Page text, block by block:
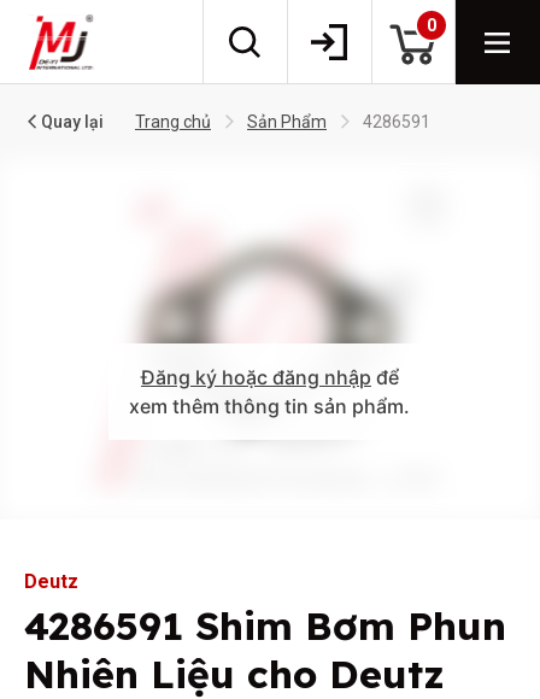
0
Quay lại Trang chủ Sản Phẩm 4286591
Đăng ký hoặc đăng nhập để
xem thêm thông tin sản phẩm.
Deutz
4286591 Shim Bơm Phun
Nhiên Liệu cho Deutz